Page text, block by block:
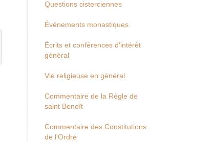
Questions cisterciennes
Événements monastiques
Écrits et conférences d'intérêt
général
Vie religieuse en général
Commentaire de la Règle de
saint Benoît
Commentaire des Constitutions
de l'Ordre